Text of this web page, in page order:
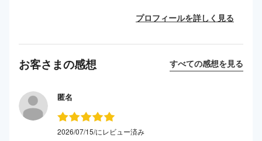
プロフィールを詳しく見る
お客さまの感想 すべての感想を見る
匿名
2026/07/15/にレビュー済み